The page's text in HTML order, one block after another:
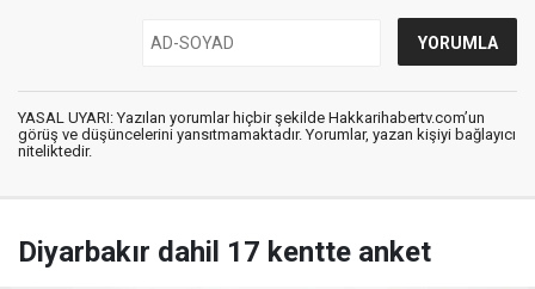
YASAL UYARI: Yazılan yorumlar hiçbir şekilde Hakkarihabertv.com’un
görüş ve düşüncelerini yansıtmamaktadır. Yorumlar, yazan kişiyi bağlayıcı
niteliktedir.
Diyarbakır dahil 17 kentte anket